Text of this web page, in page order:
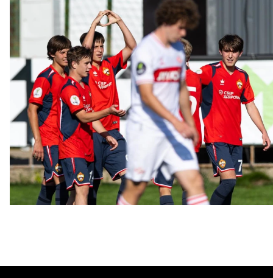
ЮФЛ: Московское дерби на «Октябре»
3 АВГУСТА 2026 14:15